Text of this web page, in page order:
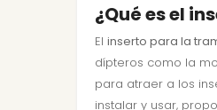
¿Qué es el
El inserto para la
dípteros como la
para atraer a los
instalar y usar,